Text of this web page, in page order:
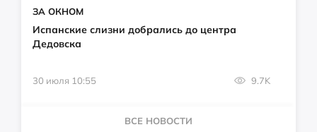
ЗА ОКНОМ
Испанские слизни добрались до центра
Дедовска
30 июля 10:55 9.7K
ВСЕ НОВОСТИ